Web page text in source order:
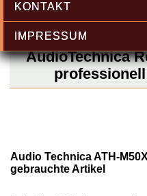
KONTAKT
IMPRESSUM
AudioTechnica
Audio Technica ATH-
gebrauchte Artikel